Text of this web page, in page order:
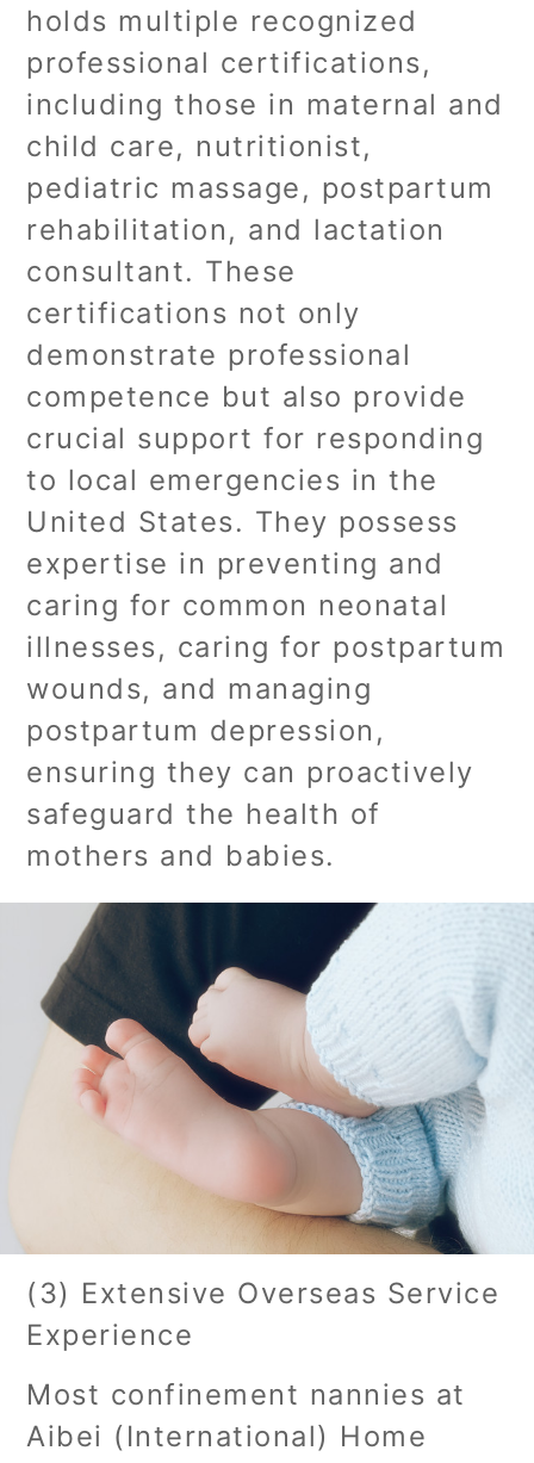
holds multiple recognized
professional certifications,
including those in maternal and
child care, nutritionist,
pediatric massage, postpartum
rehabilitation, and lactation
consultant. These
certifications not only
demonstrate professional
competence but also provide
crucial support for responding
to local emergencies in the
United States. They possess
expertise in preventing and
caring for common neonatal
illnesses, caring for postpartum
wounds, and managing
postpartum depression,
ensuring they can proactively
safeguard the health of
mothers and babies.
(3) Extensive Overseas Service
Experience
Most confinement nannies at
Aibei (International) Home